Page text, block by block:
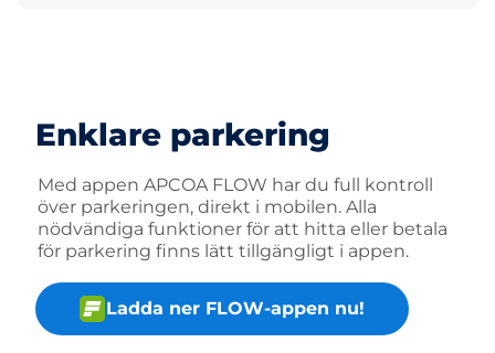
Enklare parkering
Med appen APCOA FLOW har du full kontroll
över parkeringen, direkt i mobilen. Alla
nödvändiga funktioner för att hitta eller betala
för parkering finns lätt tillgängligt i appen.
Ladda ner FLOW-appen nu!